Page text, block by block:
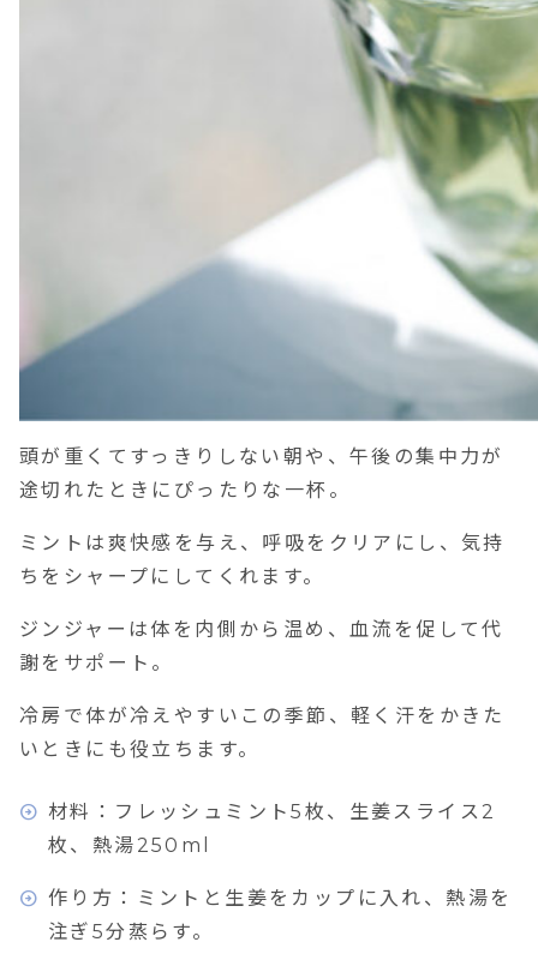
頭が重くてすっきりしない朝や、午後の集中力が
途切れたときにぴったりな一杯。
ミントは爽快感を与え、呼吸をクリアにし、気持
ちをシャープにしてくれます。
ジンジャーは体を内側から温め、血流を促して代
謝をサポート。
冷房で体が冷えやすいこの季節、軽く汗をかきた
いときにも役立ちます。
材料：フレッシュミント5枚、生姜スライス2
枚、熱湯250ml
作り方：ミントと生姜をカップに入れ、熱湯を
注ぎ5分蒸らす。